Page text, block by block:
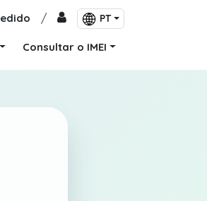
/ PT
Consultar o IMEI